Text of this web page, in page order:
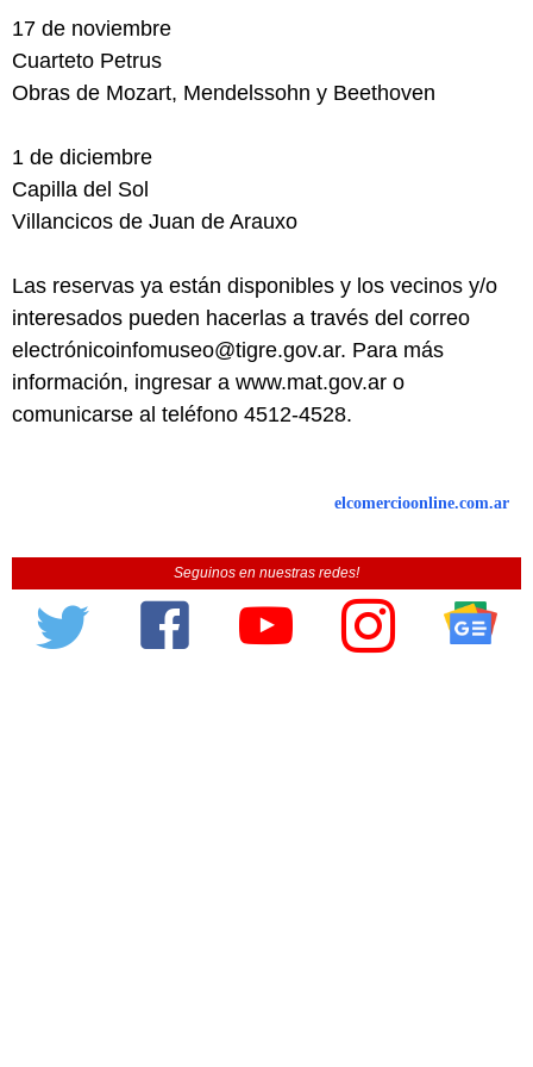
17 de noviembre
Cuarteto Petrus
Obras de Mozart, Mendelssohn y Beethoven
1 de diciembre
Capilla del Sol
Villancicos de Juan de Arauxo
Las reservas ya están disponibles y los vecinos y/o
interesados pueden hacerlas a través del correo
electrónicoinfomuseo@tigre.gov.ar. Para más
información, ingresar a www.mat.gov.ar o
comunicarse al teléfono 4512-4528.
elcomercioonline.com.ar
Seguinos en nuestras redes!